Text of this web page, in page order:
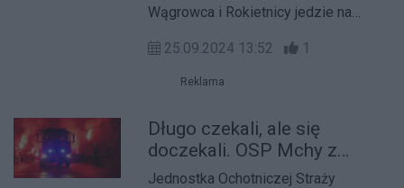
jadą na południe
Wągrowca i Rokietnicy jedzie na
mieszkańcom w walce ze skutkami
powodzi.
25.09.2024 13:52 1
Reklama
Długo czekali, ale się
doczekali. OSP Mchy z
nowym wozem bojowym
Jednostka Ochotniczej Straży